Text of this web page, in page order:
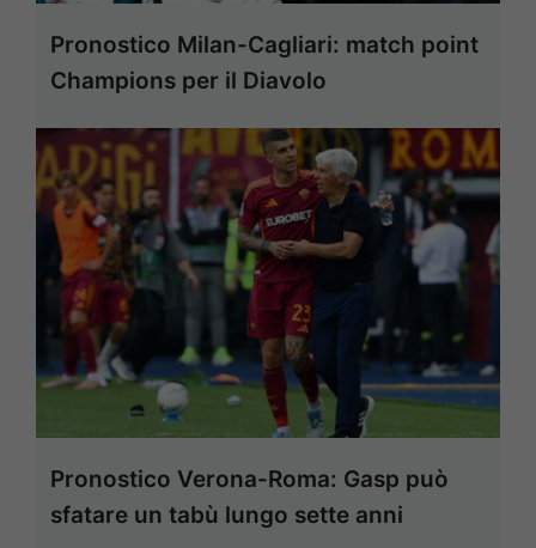
Pronostico Milan-Cagliari: match point
Champions per il Diavolo
Pronostico Verona-Roma: Gasp può
sfatare un tabù lungo sette anni